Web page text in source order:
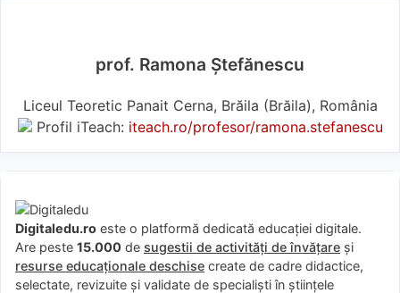
prof. Ramona Ştefănescu
Liceul Teoretic Panait Cerna, Brăila (Brăila), România
Profil iTeach: iteach.ro/profesor/ramona.stefanescu
Digitaledu.ro este o platformă dedicată educației digitale.
Are peste 15.000 de sugestii de activități de învățare și
resurse educaționale deschise create de cadre didactice,
selectate, revizuite și validate de specialiști în științele